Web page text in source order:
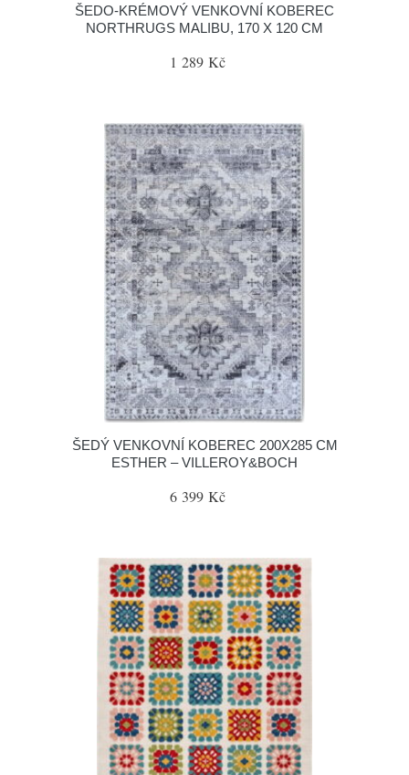
ŠEDO-KRÉMOVÝ VENKOVNÍ KOBEREC
NORTHRUGS MALIBU, 170 X 120 CM
1 289 Kč
ŠEDÝ VENKOVNÍ KOBEREC 200X285 CM
ESTHER – VILLEROY&BOCH
6 399 Kč